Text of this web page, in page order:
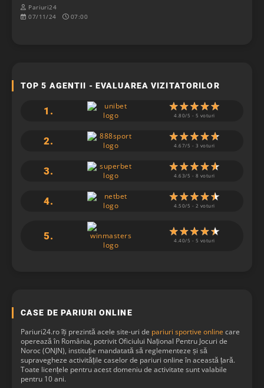
Pariuri24
07/11/24
07:00
TOP 5 AGENTII - EVALUAREA VIZITATORILOR
1.
2.
3.
4.
5.
CASE DE PARIURI ONLINE
Pariuri24.ro îți prezintă acele site-uri de pariuri sportive online care
operează în România, potrivit Oficiului Național Pentru Jocuri de
Noroc (ONJN), instituție mandatată să reglementeze și să
supravegheze activitățile caselor de pariuri online în această țară.
Toate licențele pentru acest domeniu de activitate sunt valabile
pentru 10 ani.